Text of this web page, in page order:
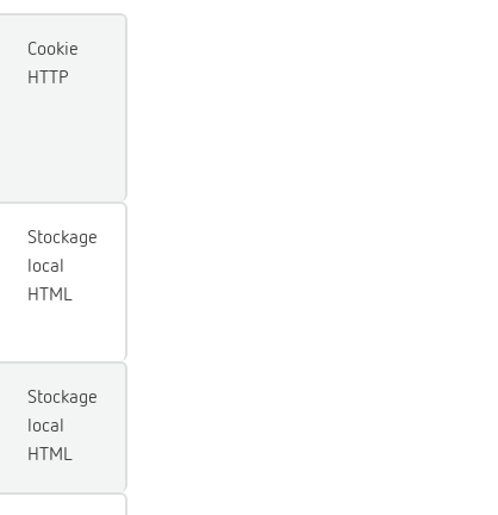
Cookie
HTTP
Stockage
local
HTML
Stockage
local
HTML